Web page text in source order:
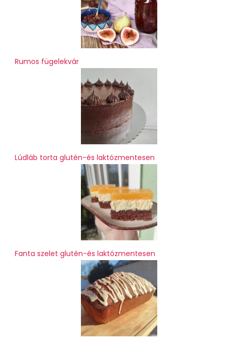
Rumos fügelekvár
Lúdláb torta glutén-és laktózmentesen
Fanta szelet glutén-és laktózmentesen